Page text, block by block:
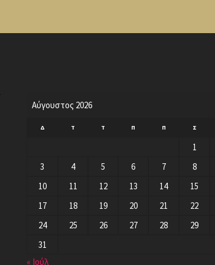
Αύγουστος 2026
Δ Τ Τ Π Π Σ
1
3
4 5 6 7 8
10
11 12 13 14 15
17
18 19 20 21 22
24
25 26 27 28 29
31
« Ιούλ